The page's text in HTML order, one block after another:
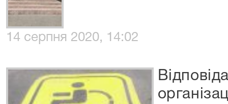
14 серпня 2020, 14:02